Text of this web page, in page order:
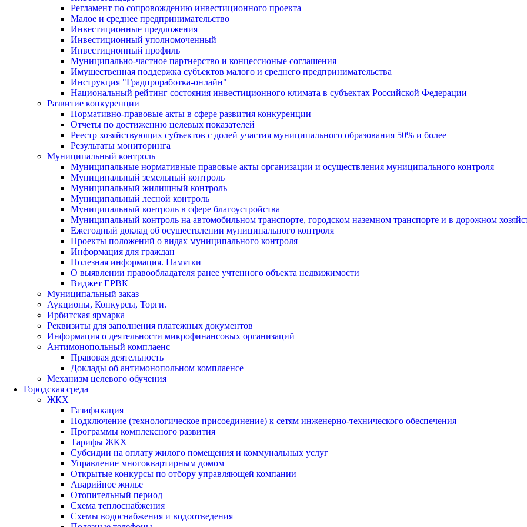
Регламент по сопровождению инвестиционного проекта
Малое и среднее предпринимательство
Инвестиционные предложения
Инвестиционный уполномоченный
Инвестиционный профиль
Муниципально-частное партнерство и концессионые соглашения
Имущественная поддержка субъектов малого и среднего предпринимательства
Инструкция "Градпроработка-онлайн"
Национальный рейтинг состояния инвестиционного климата в субъектах Российской Федерации
Развитие конкуренции
Нормативно-правовые акты в сфере развития конкуренции
Отчеты по достижению целевых показателей
Реестр хозяйствующих субъектов с долей участия муниципального образования 50% и более
Результаты мониторинга
Муниципальный контроль
Муниципальные нормативные правовые акты организации и осуществления муниципального контроля
Муниципальный земельный контроль
Муниципальный жилищный контроль
Муниципальный лесной контроль
Муниципальный контроль в сфере благоустройства
Муниципальный контроль на автомобильном транспорте, городском наземном транспорте и в дорожном
Ежегодный доклад об осуществлении муниципального контроля
Проекты положений о видах муниципального контроля
Информация для граждан
Полезная информация. Памятки
О выявлении правообладателя ранее учтенного объекта недвижимости
Виджет ЕРВК
Муниципальный заказ
Аукционы, Конкурсы, Торги.
Ирбитская ярмарка
Реквизиты для заполнения платежных документов
Информация о деятельности микрофинансовых организаций
Антимонопольный комплаенс
Правовая деятельность
Доклады об антимонопольном комплаенсе
Механизм целевого обучения
Городская среда
ЖКХ
Газификация
Подключение (технологическое присоединение) к сетям инженерно-технического обеспечения
Программы комплексного развития
Тарифы ЖКХ
Субсидии на оплату жилого помещения и коммунальных услуг
Управление многоквартирным домом
Открытые конкурсы по отбору управляющей компании
Аварийное жилье
Отопительный период
Схема теплоснабжения
Схемы водоснабжения и водоотведения